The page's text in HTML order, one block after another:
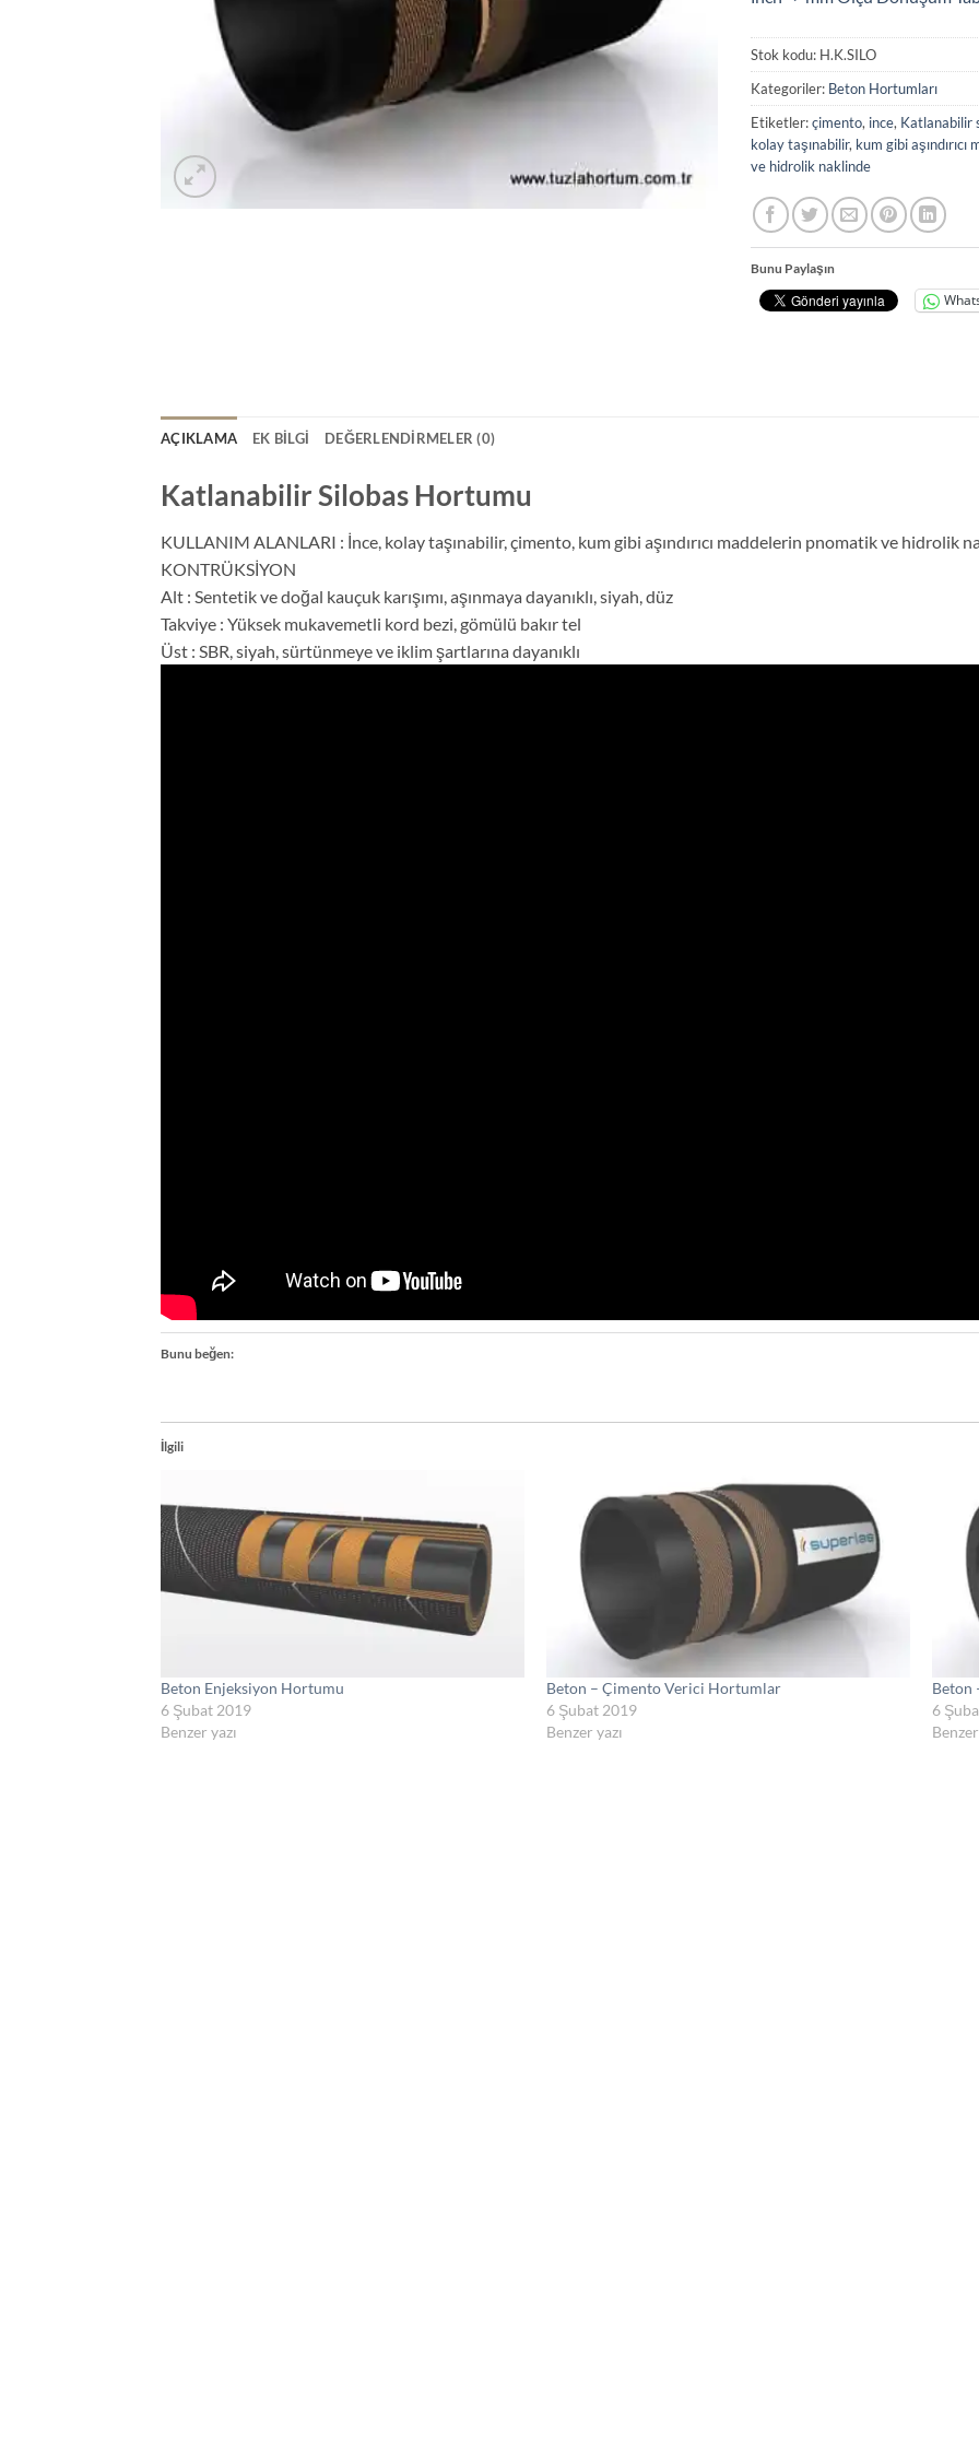
Stok kodu: H.K.SILO
Kategoriler: Beton Hortumları
Etiketler:çimento, ince, Katlanabilir
kolay taşınabilir, kum gibi
ve hidrolik naklinde
Bunu Paylaşın
AÇIKLAMA EK BILGI DEĞERLENDIRMELER (0)
Katlanabilir Silobas Hortumu
KULLANIM ALANLARI : İnce, kolay taşınabilir, çimento, kum gibi aşındırıcı maddelerin pnomatik ve hidrolik
KONTRÜKSİYON
Alt : Sentetik ve doğal kauçuk karışımı, aşınmaya dayanıklı, siyah, düz
Takviye : Yüksek mukavemetli kord bezi, gömülü bakır tel
Üst : SBR, siyah, sürtünmeye ve iklim şartlarına dayanıklı
Bunu beğen:
İlgili
Beton Enjeksiyon Hortumu
6 Şubat 2019
Benzer yazı
Beton – Çimento Verici Hortumlar
6 Şubat 2019
Benzer yazı
Beton
6
Benzer